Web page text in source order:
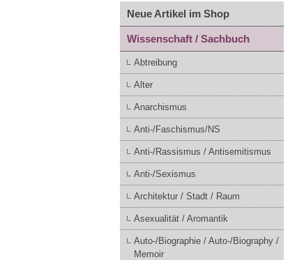
Neue Artikel im Shop
Wissenschaft / Sachbuch
Abtreibung
Alter
Anarchismus
Anti-/Faschismus/NS
Anti-/Rassismus / Antisemitismus
Anti-/Sexismus
Architektur / Stadt / Raum
Asexualität / Aromantik
Auto-/Biographie / Auto-/Biography /
Memoir